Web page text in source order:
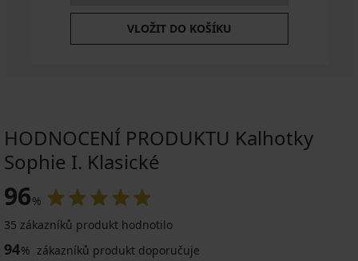
VLOŽIT DO KOŠÍKU
HODNOCENÍ PRODUKTU Kalhotky
Sophie I. Klasické
96%
35 zákazníků produkt hodnotilo
94% zákazníků produkt doporučuje